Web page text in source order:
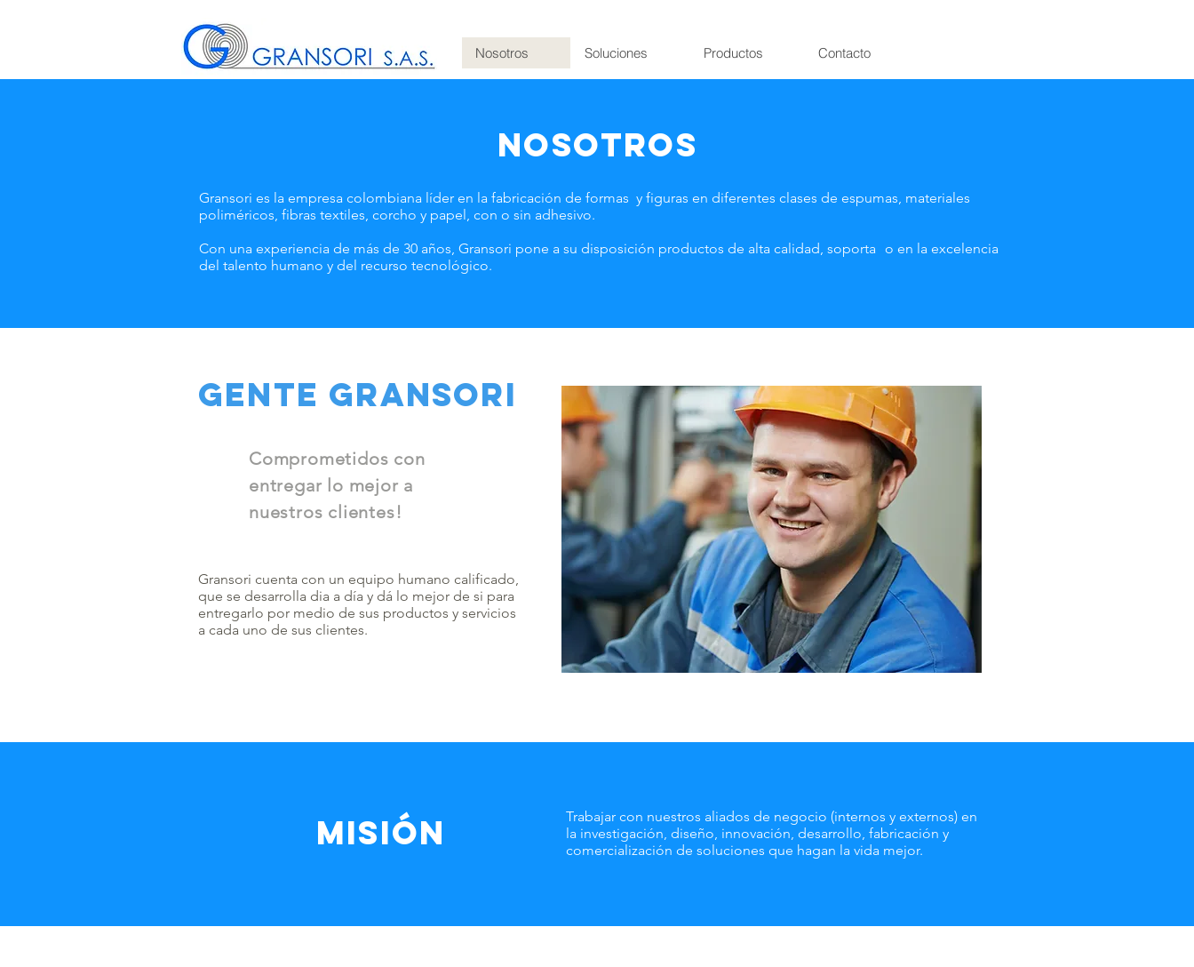
Nosotros Soluciones Productos Contacto
NOSOTROS
Gransori es la empresa colombiana líder en la fabricación de formas y figuras en diferentes clases de espumas, materiales
poliméricos, fibras textiles, corcho y papel, con o sin adhesivo.
Con una experiencia de más de 30 años, Gransori pone a su disposición productos de alta calidad, soporta o en la excelencia
del talento humano y del recurso tecnológico.
GENTE GRANSORI
Comprometidos con
entregar lo mejor a
nuestros clientes!
Gransori cuenta con un equipo humano calificado,
que se desarrolla dia a día y dá lo mejor de si para
entregarlo por medio de sus productos y servicios
a cada uno de sus clientes.
misión
Trabajar con nuestros aliados de negocio (internos y externos) en
la investigación, diseño, innovación, desarrollo, fabricación y
comercialización de soluciones que hagan la vida mejor.